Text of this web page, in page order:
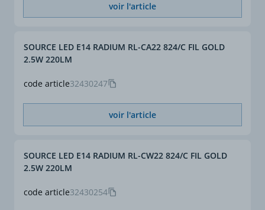
voir l'article
code article32430247
SOURCE LED E14 RADIUM RL-CA22 824/C FIL GOLD
2.5W 220LM
voir l'article
code article32430254
SOURCE LED E14 RADIUM RL-CW22 824/C FIL GOLD
2.5W 220LM